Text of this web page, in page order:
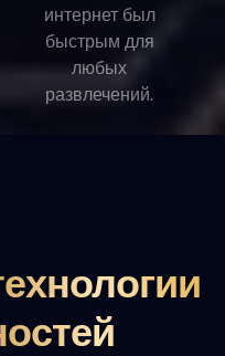
интернет был
быстрым для
любых
развлечений.